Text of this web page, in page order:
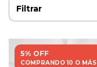
Filtrar
5% OFF
COMPRANDO 10 O MÁS